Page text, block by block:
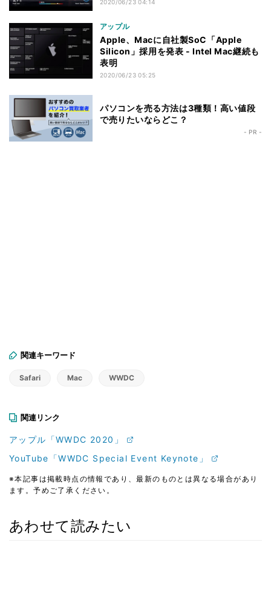
2020/06/23 04:14
アップル
Apple、Macに自社製SoC「Apple
Silicon」採用を発表 - Intel Mac継続も
表明
2020/06/23 05:25
パソコンを売る方法は3種類！高い値段
で売りたいならどこ？
- PR -
関連キーワード
Safari Mac WWDC
関連リンク
アップル「WWDC 2020」
YouTube「WWDC Special Event Keynote」
※本記事は掲載時点の情報であり、最新のものとは異なる場合があり
ます。予めご了承ください。
あわせて読みたい